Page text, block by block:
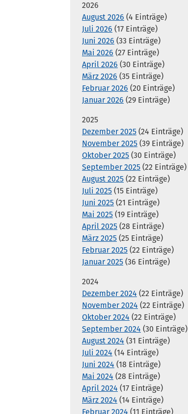
2026
August 2026 (4 Einträge)
Juli 2026 (17 Einträge)
Juni 2026 (33 Einträge)
Mai 2026 (27 Einträge)
April 2026 (30 Einträge)
März 2026 (35 Einträge)
Februar 2026 (20 Einträge)
Januar 2026 (29 Einträge)
2025
Dezember 2025 (24 Einträge)
November 2025 (39 Einträge)
Oktober 2025 (30 Einträge)
September 2025 (22 Einträge)
August 2025 (22 Einträge)
Juli 2025 (15 Einträge)
Juni 2025 (21 Einträge)
Mai 2025 (19 Einträge)
April 2025 (28 Einträge)
März 2025 (25 Einträge)
Februar 2025 (22 Einträge)
Januar 2025 (36 Einträge)
2024
Dezember 2024 (22 Einträge)
November 2024 (22 Einträge)
Oktober 2024 (22 Einträge)
September 2024 (30 Einträge)
August 2024 (31 Einträge)
Juli 2024 (14 Einträge)
Juni 2024 (18 Einträge)
Mai 2024 (28 Einträge)
April 2024 (17 Einträge)
März 2024 (14 Einträge)
Februar 2024 (11 Einträge)